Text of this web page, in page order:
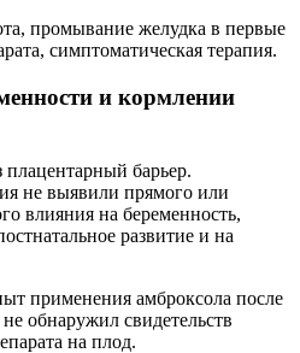
промывание желудка в первые
симптоматическая терапия.
и кормлении
барьер.
не выявили прямого или
влияния на беременность,
развитие и на
применения амброксола после
обнаружил свидетельств
на плод.